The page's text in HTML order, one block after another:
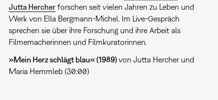
Jutta Hercherforschen seit vielen Jahren zu Leben und
Werk von Ella Bergmann-Michel. Im Live-Gespräch
sprechen sie über ihre Forschung und ihre Arbeit als
Filmemacherinnen und Filmkuratorinnen.
»Mein Herz schlägt blau« (1989) von Jutta Hercher und
Maria Hemmleb (30:00)